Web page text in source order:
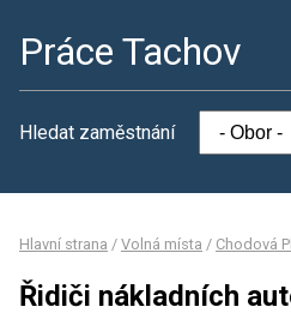
Práce Tachov
Hledat zaměstnání
Hlavní strana / Volná místa / Chodová
Řidiči nákladních